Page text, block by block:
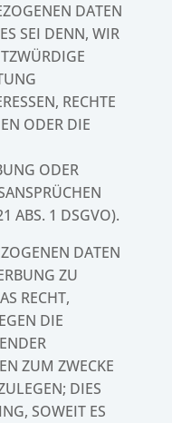
DATEN
SEI DENN, WIR
RECHTE
ODER DIE
ODER
ABS. 1 DSGVO).
DATEN
ZU
RECHT,
DIE
ZUM ZWECKE
DIES
SOWEIT ES